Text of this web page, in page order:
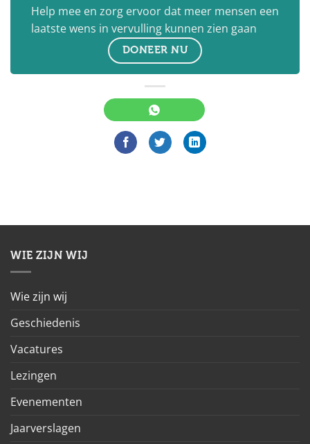
Help mee en zorg ervoor dat meer mensen een
laatste wens in vervulling kunnen zien gaan
DONEER NU
WIE ZIJN WIJ
Wie zijn wij
Geschiedenis
Vacatures
Lezingen
Evenementen
Jaarverslagen